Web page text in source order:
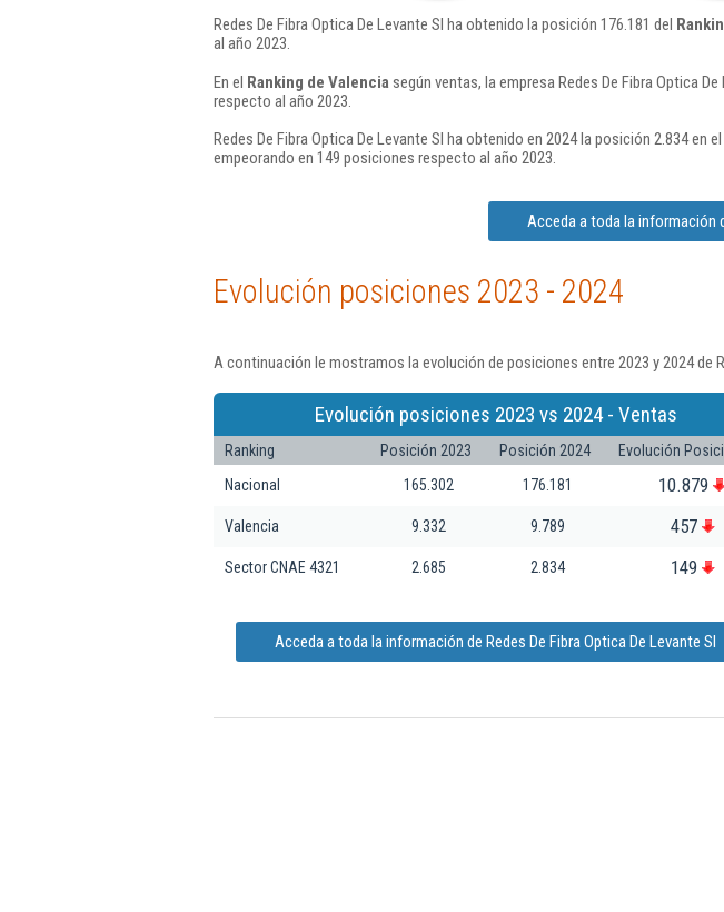
Redes De Fibra Optica De Levante Sl ha obtenido la posición 176.181 del
al año 2023.
En el Ranking de Valencia según ventas, la empresa Redes De Fibra Optica
respecto al año 2023.
Redes De Fibra Optica De Levante Sl ha obtenido en 2024 la posición 2.834 en el
empeorando en 149 posiciones respecto al año 2023.
Acceda a toda la información
Evolución posiciones 2023 - 2024
A continuación le mostramos la evolución de posiciones entre 2023 y 2024 de
Evolución posiciones 2023 vs 2024 - Ventas
Ranking Posición 2023 Posición 2024
Evolución
Nacional
165.302 176.181 10.879
Valencia 9.332 9.789 457
Sector CNAE 4321 2.685 2.834 149
Acceda a toda la información de Redes De Fibra Optica De Levante Sl